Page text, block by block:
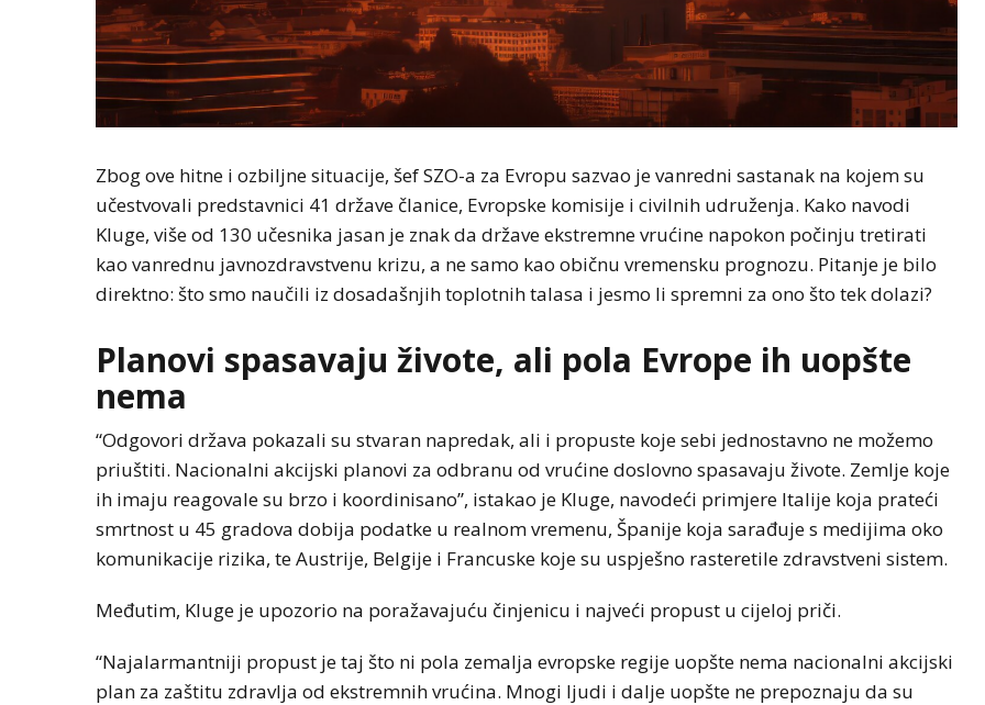
Zbog ove hitne i ozbiljne situacije, šef SZO-a za Evropu sazvao je vanredni sastanak na kojem su
učestvovali predstavnici 41 države članice, Evropske komisije i civilnih udruženja. Kako navodi
Kluge, više od 130 učesnika jasan je znak da države ekstremne vrućine napokon počinju tretirati
kao vanrednu javnozdravstvenu krizu, a ne samo kao običnu vremensku prognozu. Pitanje je bilo
direktno: što smo naučili iz dosadašnjih toplotnih talasa i jesmo li spremni za ono što tek dolazi?
Planovi spasavaju živote, ali pola Evrope ih uopšte
nema
“Odgovori država pokazali su stvaran napredak, ali i propuste koje sebi jednostavno ne možemo
priuštiti. Nacionalni akcijski planovi za odbranu od vrućine doslovno spasavaju živote. Zemlje koje
ih imaju reagovale su brzo i koordinisano”, istakao je Kluge, navodeći primjere Italije koja prateći
smrtnost u 45 gradova dobija podatke u realnom vremenu, Španije koja sarađuje s medijima oko
komunikacije rizika, te Austrije, Belgije i Francuske koje su uspješno rasteretile zdravstveni sistem.
Međutim, Kluge je upozorio na poražavajuću činjenicu i najveći propust u cijeloj priči.
“Najalarmantniji propust je taj što ni pola zemalja evropske regije uopšte nema nacionalni akcijski
plan za zaštitu zdravlja od ekstremnih vrućina. Mnogi ljudi i dalje uopšte ne prepoznaju da su